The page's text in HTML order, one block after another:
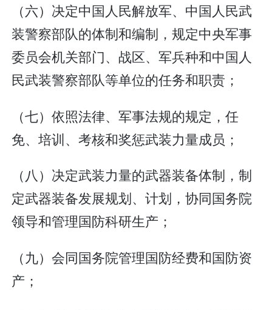
（六）决定中国人民解放军、中国人民武
装警察部队的体制和编制，规定中央军事
委员会机关部门、战区、军兵种和中国人
民武装警察部队等单位的任务和职责；
（七）依照法律、军事法规的规定，任
免、培训、考核和奖惩武装力量成员；
（八）决定武装力量的武器装备体制，制
定武器装备发展规划、计划，协同国务院
领导和管理国防科研生产；
（九）会同国务院管理国防经费和国防资
产；